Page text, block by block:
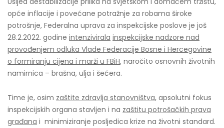
opće inflacije i povećane potražnje za robama široke
potrošnje, Federalna uprava za inspekcijske poslove je još
28.2.2022. godine intenzivirala inspekcijske nadzore nad
provođenjem odluka Vlade Federacije Bosne i Hercegovine
o formiranju cijena i marži u FBiH, naročito osnovnih životnih
namirnica – brašna, ulja i šećera.
Time je, osim zaštite zdravlja stanovništva, apsolutni fokus
inspekcijskih organa stavljen i na zaštitu potrošačkih prava
građana i minimiziranje posljedica krize na životni standard.